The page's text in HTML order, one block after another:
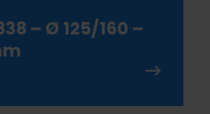
– Ø 125/160 –